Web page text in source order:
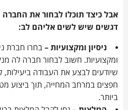
אבל כיצד תוכלו לבחור את
דגשים שיש לשים אליהם לב:
ניסיון ומקצועיות – בחרו חברת
ומקצועיות. חשוב לבחור חברה לה
שיודעים לבצע את העבודה ביעילות,
חפצים במרחב המחייה, תוך ביצוע
ביותר.